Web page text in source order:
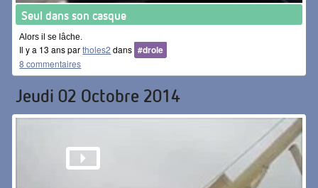
Seul dans son casque
Alors il se lâche.
Il y a 13 ans partholes2 dans #drole
8 commentaires
Jeudi 02 Octobre 2014